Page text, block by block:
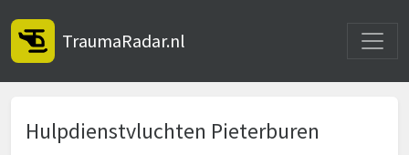
TraumaRadar.nl
Hulpdienstvluchten Pieterburen